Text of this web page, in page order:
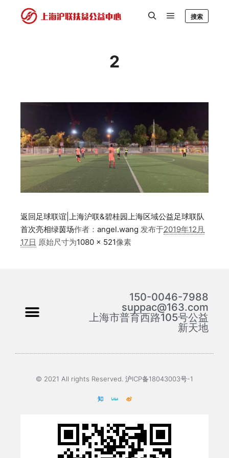
搜索
2
返回足球联谊|上海沪联&碧桂园上海区域公益足球联队
首次亮相绿茵场​作者： angel.wang 发布于2019年12月
17日 原始尺寸为1080 × 521像素
150-0046-7988
suppac@163.com
上海市普育西路105号公益
新天地
© 2021 All rights Reserved. 沪ICP备18043003号-1